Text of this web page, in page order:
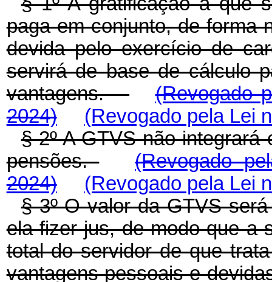
paga em conjunto, de forma
devida pelo exercício de
servirá de base de cálculo
vantagens.
(Revogado
2024)
(Revogado pela Lei
§ 2º A GTVS não
pensões.
(Revogado
2024)
(Revogado pela Lei
§ 3º O valor da GTVS
ela fizer jus, de modo que a
total do servidor de que
vantagens pessoais e